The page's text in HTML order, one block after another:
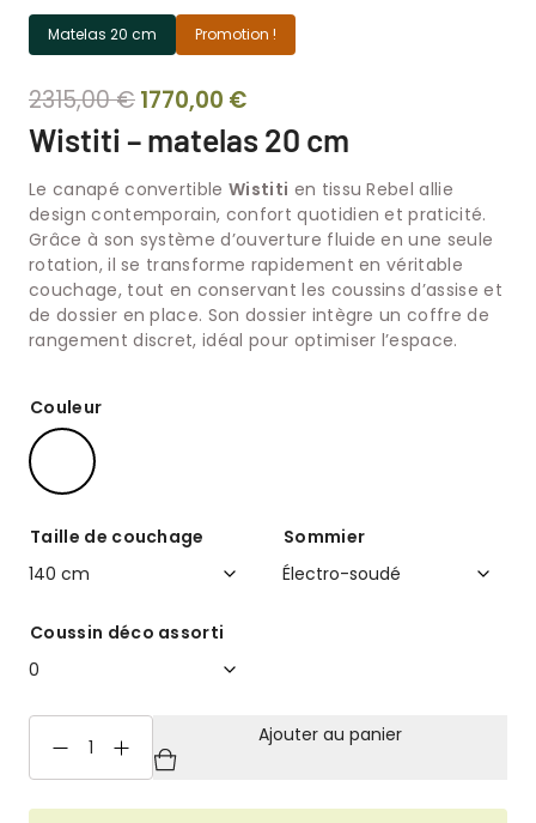
Matelas 20 cm Promotion !
2315,00€Le
prix
était :
2315,00 €.
1770,00 €Le
prix
est :
1770,00 €.
Wistiti – matelas 20 cm
Le canapé convertibleWistiti en tissu Rebel allie
design contemporain, confort quotidien et praticité.
Grâce à son système d’ouverture fluide en une seule
rotation, il se transforme rapidement en véritable
couchage, tout en conservant les coussins d’assise et
de dossier en place. Son dossier intègre un coffre de
rangement discret, idéal pour optimiser l’espace.
Couleur
Taille de couchage Sommier
Coussin déco assorti
quantité
de
Wistiti
Ajouter au panier